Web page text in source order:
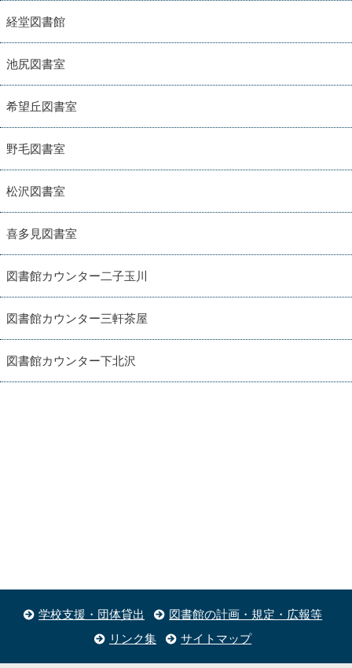
経堂図書館
池尻図書室
希望丘図書室
野毛図書室
松沢図書室
喜多見図書室
図書館カウンター二子玉川
図書館カウンター三軒茶屋
図書館カウンター下北沢
学校支援・団体貸出
図書館の計画・規定・広報等
リンク集
サイトマップ